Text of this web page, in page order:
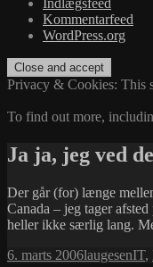
Indlægsfeed
Kommentarfeed
WordPress.org
Privacy & Cookies: This
To find out more,
Ja ja, jeg ved
Der går (for) længe
Canada – jeg tager
heller ikke særlig lang.
Udgivet
6. marts 2006Forfatter
laugesenIT,